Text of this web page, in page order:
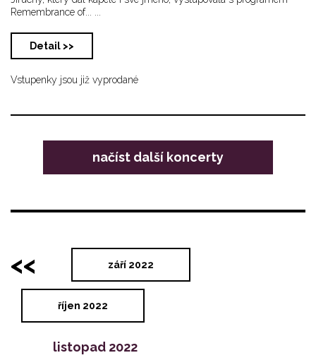
Remembrance of... ...
Detail >>
Vstupenky jsou již vyprodané
načíst další koncerty
<< září 2022
říjen 2022
listopad 2022